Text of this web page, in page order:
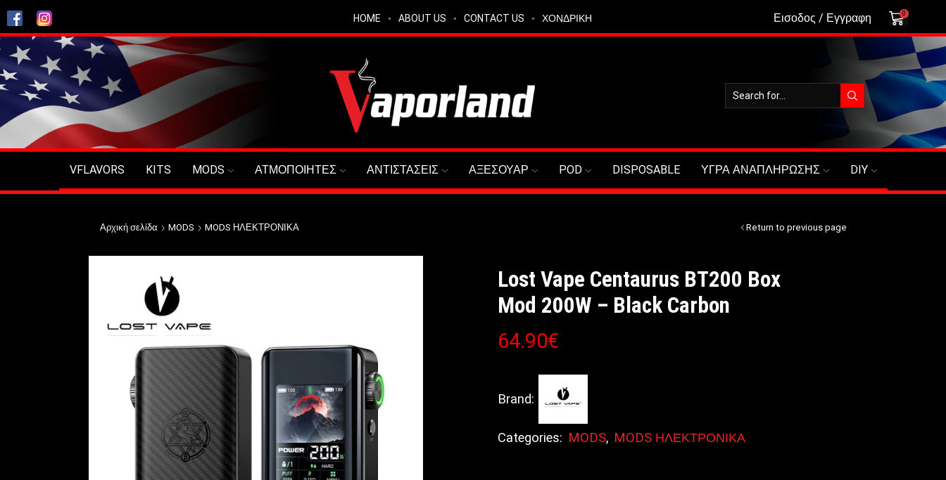
HOME ABOUT US CONTACT US ΧΟΝΔΡΙΚΗ Εισοδος / Εγγραφη 0
VFLAVORS KITS MODS ΑΤΜΟΠΟΙΗΤΕΣ ΑΝΤΙΣΤΑΣΕΙΣ ΑΞΕΣΟΥΑΡ POD DISPOSABLE ΥΓΡΑ ΑΝΑΠΛΗΡΩΣΗΣ DIY
Αρχική σελίδα MODS MODS ΗΛΕΚΤΡΟΝΙΚΑ Return to previous page
Lost Vape Centaurus BT200 Box
Mod 200W – Black Carbon
64.90€
Brand:
Categories: MODS, MODS ΗΛΕΚΤΡΟΝΙΚΑ